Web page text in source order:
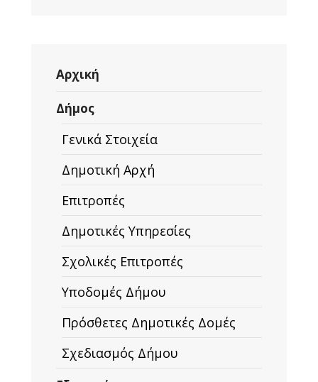
Αρχική
Δήμος
Γενικά Στοιχεία
Δημοτική Αρχή
Επιτροπές
Δημοτικές Υπηρεσίες
Σχολικές Επιτροπές
Υποδομές Δήμου
Πρόσθετες Δημοτικές Δομές
Σχεδιασμός Δήμου